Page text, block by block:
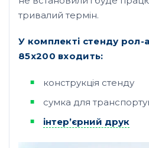
тривалий термін.
У комплекті стенду рол-
85х200 входить:
конструкція стенду
сумка для
інтер’єрний друк